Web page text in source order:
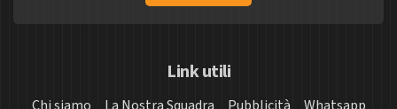
Link utili